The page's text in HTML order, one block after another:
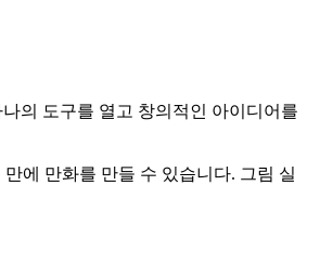
의 도구를 열고 창의적인 아이디어를
에 만화를 만들 수 있습니다. 그림 실